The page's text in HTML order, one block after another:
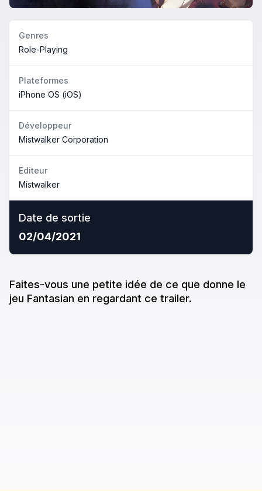
Genres
Role-Playing
Plateformes
iPhone OS (iOS)
Développeur
Mistwalker Corporation
Editeur
Mistwalker
Date de sortie
02/04/2021
Faites-vous une petite idée de ce que donne le
jeu Fantasian en regardant ce trailer.